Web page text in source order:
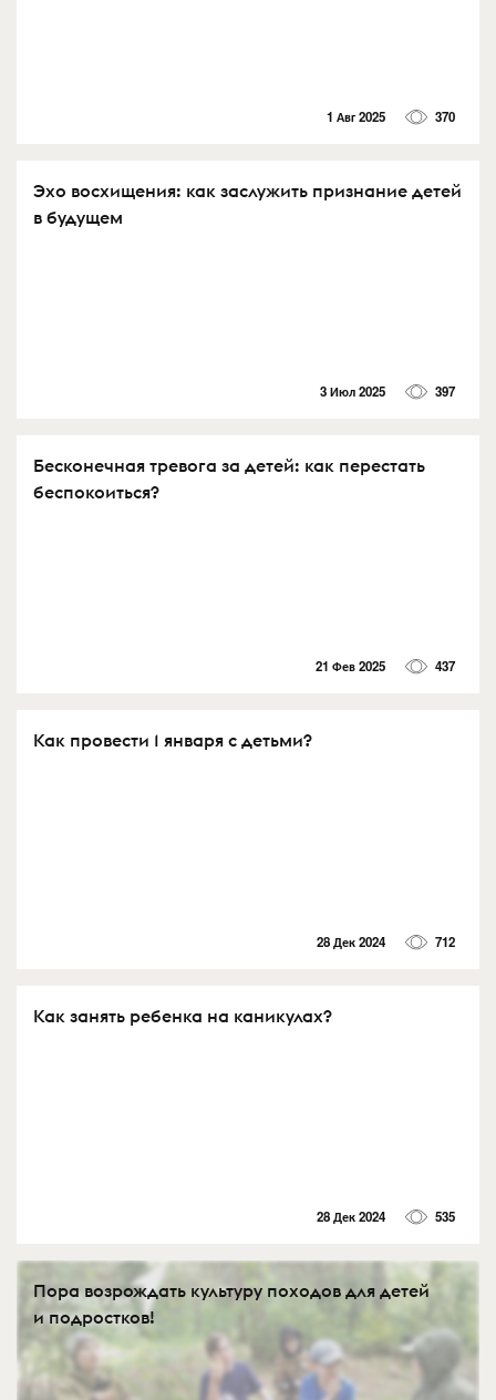
1 Авг 2025 370
Эхо восхищения: как заслужить признание детей
в будущем
3 Июл 2025 397
Бесконечная тревога за детей: как перестать
беспокоиться?
21 Фев 2025 437
Как провести 1 января с детьми?
28 Дек 2024 712
Как занять ребенка на каникулах?
28 Дек 2024 535
Пора возрождать культуру походов для детей
и подростков!